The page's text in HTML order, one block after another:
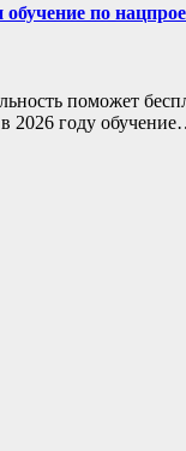
по
поможет
2026 году